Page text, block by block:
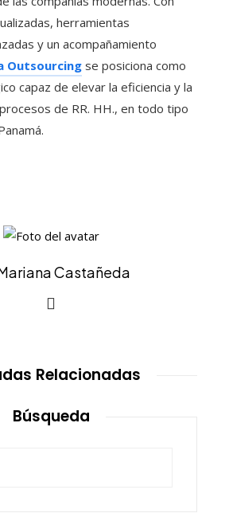
herramientas
y un acompañamiento
Outsourcing se posiciona como
capaz de elevar la eficiencia y la
de RR. HH., en todo tipo
Castañeda
Relacionadas
Búsqueda